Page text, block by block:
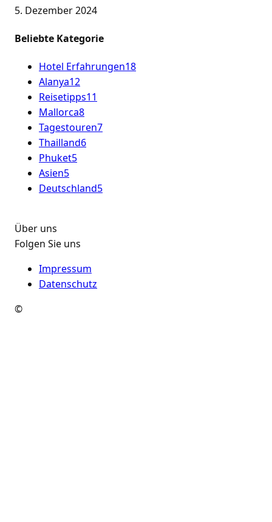
5. Dezember 2024
Beliebte Kategorie
Hotel Erfahrungen18
Alanya12
Reisetipps11
Mallorca8
Tagestouren7
Thailland6
Phuket5
Asien5
Deutschland5
Über uns
Folgen Sie uns
Impressum
Datenschutz
©